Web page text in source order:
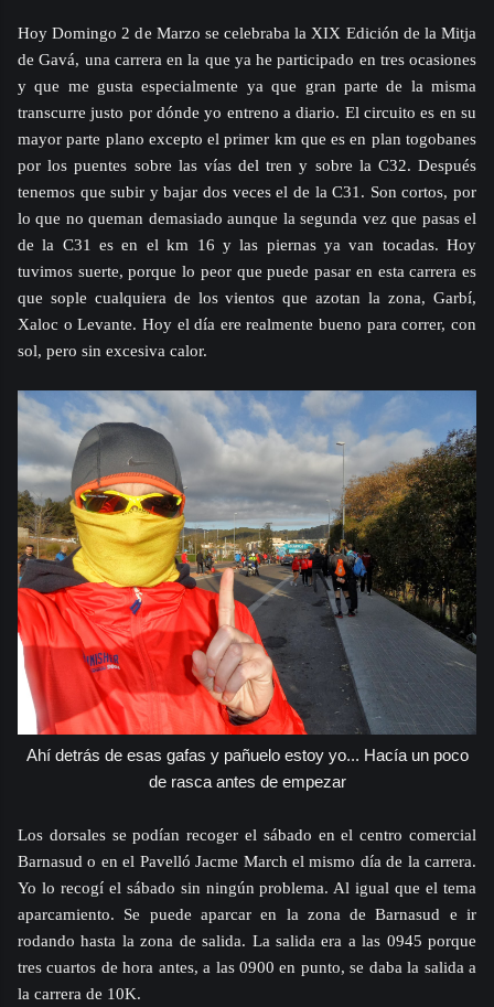
Hoy Domingo 2 de Marzo se celebraba la XIX Edición de la Mitja
de Gavá, una carrera en la que ya he participado en tres ocasiones
y que me gusta especialmente ya que gran parte de la misma
transcurre justo por dónde yo entreno a diario. El circuito es en su
mayor parte plano excepto el primer km que es en plan togobanes
por los puentes sobre las vías del tren y sobre la C32. Después
tenemos que subir y bajar dos veces el de la C31. Son cortos, por
lo que no queman demasiado aunque la segunda vez que pasas el
de la C31 es en el km 16 y las piernas ya van tocadas. Hoy
tuvimos suerte, porque lo peor que puede pasar en esta carrera es
que sople cualquiera de los vientos que azotan la zona, Garbí,
Xaloc o Levante. Hoy el día ere realmente bueno para correr, con
sol, pero sin excesiva calor.
Ahí detrás de esas gafas y pañuelo estoy yo... Hacía un poco
de rasca antes de empezar
Los dorsales se podían recoger el sábado en el centro comercial
Barnasud o en el Pavelló Jacme March el mismo día de la carrera.
Yo lo recogí el sábado sin ningún problema. Al igual que el tema
aparcamiento. Se puede aparcar en la zona de Barnasud e ir
rodando hasta la zona de salida. La salida era a las 0945 porque
tres cuartos de hora antes, a las 0900 en punto, se daba la salida a
la carrera de 10K.